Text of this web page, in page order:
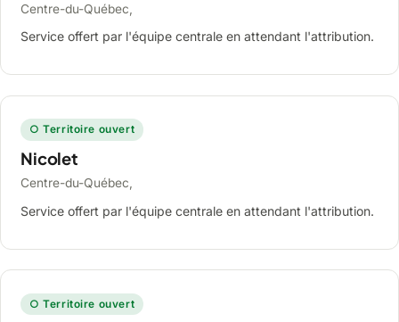
Centre-du-Québec,
Service offert par l'équipe centrale en attendant l'attribution.
○ Territoire ouvert
Nicolet
Centre-du-Québec,
Service offert par l'équipe centrale en attendant l'attribution.
○ Territoire ouvert